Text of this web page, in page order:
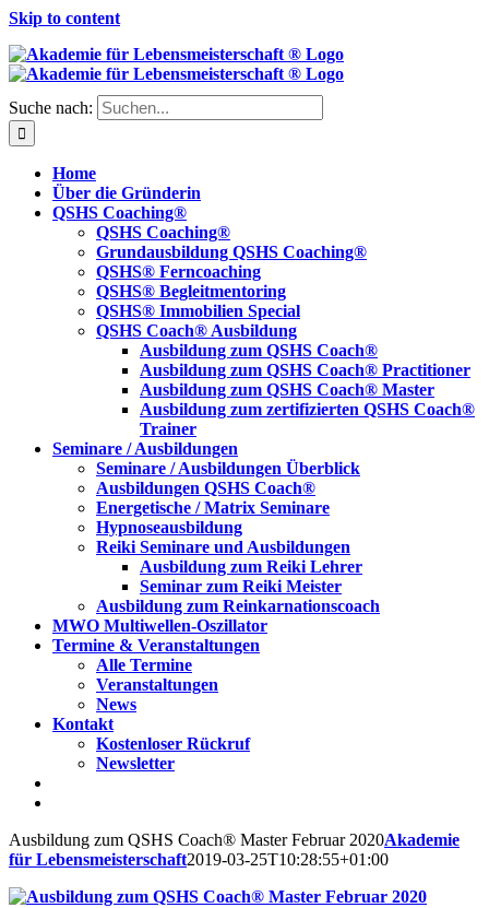
Skip to content
Suche nach:
Home
Über die Gründerin
QSHS Coaching®
QSHS Coaching®
Grundausbildung QSHS Coaching®
QSHS® Ferncoaching
QSHS® Begleitmentoring
QSHS® Immobilien Special
QSHS Coach® Ausbildung
Ausbildung zum QSHS Coach®
Ausbildung zum QSHS Coach® Practitioner
Ausbildung zum QSHS Coach® Master
Ausbildung zum zertifizierten QSHS Coach®
Trainer
Seminare / Ausbildungen
Seminare / Ausbildungen Überblick
Ausbildungen QSHS Coach®
Energetische / Matrix Seminare
Hypnoseausbildung
Reiki Seminare und Ausbildungen
Ausbildung zum Reiki Lehrer
Seminar zum Reiki Meister
Ausbildung zum Reinkarnationscoach
MWO Multiwellen-Oszillator
Termine & Veranstaltungen
Alle Termine
Veranstaltungen
News
Kontakt
Kostenloser Rückruf
Newsletter
Ausbildung zum QSHS Coach® Master Februar 2020Akademie
für Lebensmeisterschaft2019-03-25T10:28:55+01:00